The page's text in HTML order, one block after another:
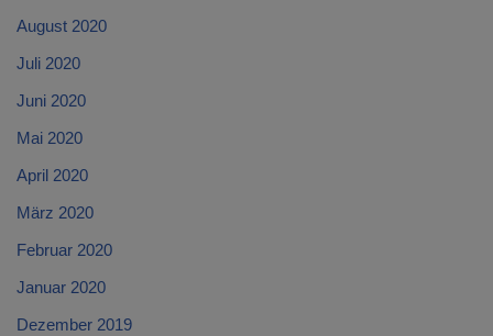
August 2020
Juli 2020
Juni 2020
Mai 2020
April 2020
März 2020
Februar 2020
Januar 2020
Dezember 2019